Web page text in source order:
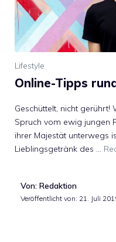
Lifestyle
Online-Tipps
Geschüttelt, nicht
Spruch vom ewig jungen
ihrer Majestät unterwegs
Lieblingsgetränk des …
Von: Redaktion
Veröffentlicht von: 21. Juli